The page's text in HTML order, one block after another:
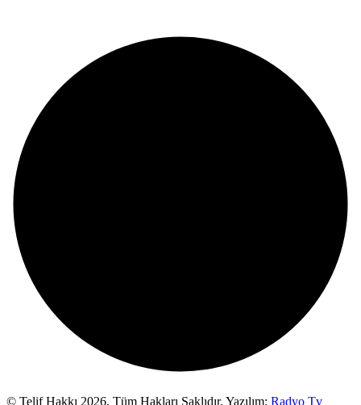
© Telif Hakkı 2026, Tüm Hakları Saklıdır. Yazılım: Radyo Tv